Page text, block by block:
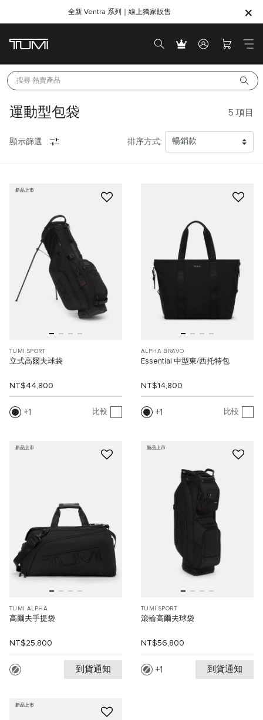
SHOP GIFTS
SHOP GIFTS
全新 Ventra 系列｜線上獨家販售
搜尋 熱賣產品
運動型包袋 5 項目
顯示篩選 排序方式:
新品上市
TUMI SPORT
立式高爾夫球袋
NT$44,800
1 比較
ALPHA BRAVO
Essential 中型東/西托特包
NT$14,800
1 比較
新品上市
TUMI ALPHA
高爾夫手提袋
NT$25,800
到貨通知
新品上市
TUMI SPORT
滾輪高爾夫球袋
NT$56,800
1 到貨通知
新品上市